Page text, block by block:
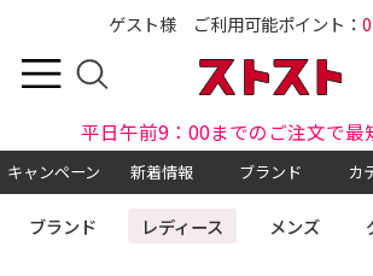
ゲスト様 ご利用可能ポイント：
平日午前9：00までのご注文で最
キャンペーン 新着情報 ブランド カ
ブランド レディース メンズ